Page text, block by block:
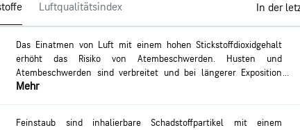
Luftqualitätsindex In der
Das Einatmen von Luft mit einem hohen Stickstoffdioxidgehalt
erhöht das Risiko von Atembeschwerden. Husten und
Atembeschwerden sind verbreitet und bei längerer Exposition
können ernstere Gesundheitsprobleme wie Infektionen der
Mehr
Feinstaub sind inhalierbare Schadstoffpartikel mit einem